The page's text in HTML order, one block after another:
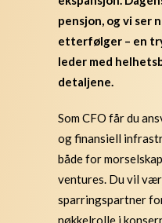
pensjon, og vi ser
etterfølger – en
leder med
detaljene.
Som CFO får du
og finansiell
både for
ventures. Du vil
sparringspartner
nøkkelrolle i